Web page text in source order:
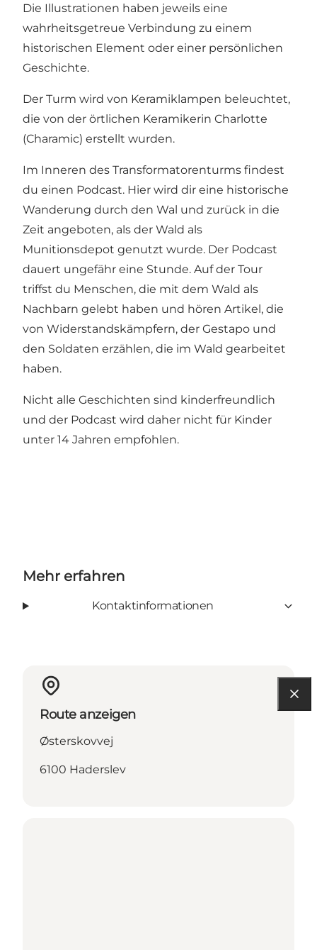
Die Illustrationen haben jeweils eine
wahrheitsgetreue Verbindung zu einem
historischen Element oder einer persönlichen
Geschichte.
Der Turm wird von Keramiklampen beleuchtet,
die von der örtlichen Keramikerin Charlotte
(Charamic) erstellt wurden.
Im Inneren des Transformatorenturms findest
du einen Podcast. Hier wird dir eine historische
Wanderung durch den Wal und zurück in die
Zeit angeboten, als der Wald als
Munitionsdepot genutzt wurde. Der Podcast
dauert ungefähr eine Stunde. Auf der Tour
triffst du Menschen, die mit dem Wald als
Nachbarn gelebt haben und hören Artikel, die
von Widerstandskämpfern, der Gestapo und
den Soldaten erzählen, die im Wald gearbeitet
haben.
Nicht alle Geschichten sind kinderfreundlich
und der Podcast wird daher nicht für Kinder
unter 14 Jahren empfohlen.
Mehr erfahren
Kontaktinformationen
Route anzeigen
Østerskovvej
6100 Haderslev